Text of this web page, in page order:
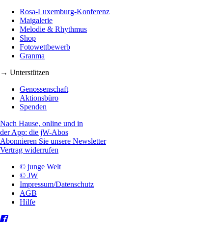
Rosa-Luxemburg-Konferenz
Maigalerie
Melodie & Rhythmus
Shop
Fotowettbewerb
Granma
→ Unterstützen
Genossenschaft
Aktionsbüro
Spenden
Nach Hause, online und in
der App: die jW-Abos
Abonnieren Sie unsere Newsletter
Vertrag widerrufen
© junge Welt
© JW
Impressum/Datenschutz
AGB
Hilfe